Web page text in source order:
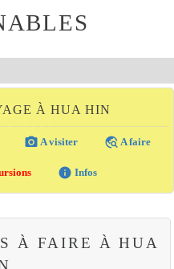
À HUA HIN
photo_camera A visiter travel_explore A faire
info Infos
À FAIRE À HUA